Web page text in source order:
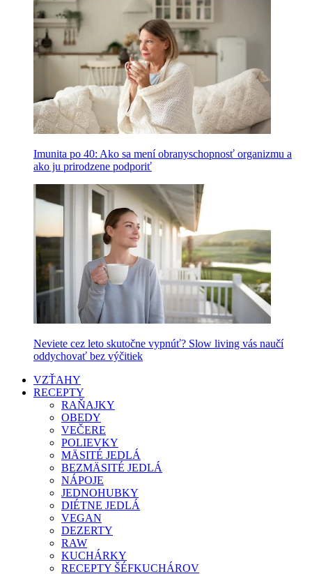
Imunita po 40: Ako sa mení obranyschopnosť organizmu a
ako ju prirodzene podporiť
Neviete cez leto skutočne vypnúť? Slow living vás naučí
oddychovať bez výčitiek
VZŤAHY
RECEPTY
RAŇAJKY
OBEDY
VEČERE
POLIEVKY
MÄSITÉ JEDLÁ
BEZMÄSITÉ JEDLÁ
NÁPOJE
JEDNOHUBKY
DIÉTNE JEDLÁ
VEGAN
DEZERTY
RAW
KUCHÁRKY
RECEPTY ŠÉFKUCHÁROV